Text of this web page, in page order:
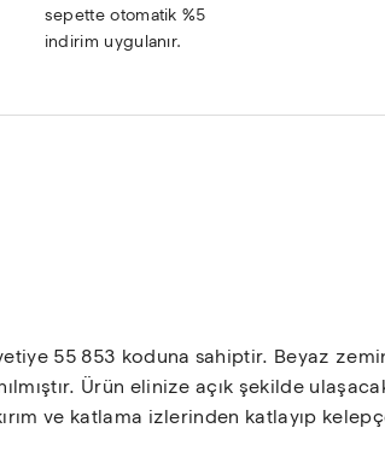
sepette otomatik %5
indirim uygulanır.
55 853 koduna sahiptir. Beyaz
Ürün elinize açık şekilde
ve katlama izlerinden katlayıp